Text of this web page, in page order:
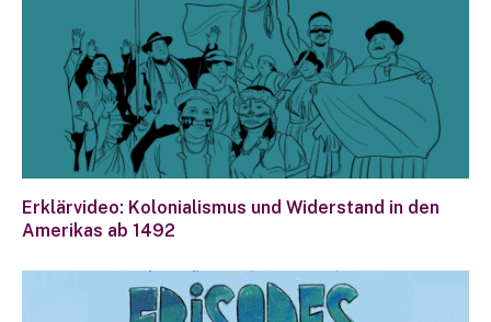
Erklärvideo: Kolonialismus und Widerstand in den
Amerikas ab 1492